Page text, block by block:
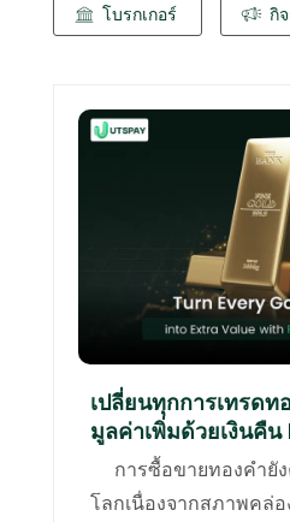
โบรกเกอร์ กิ
เปลี่ยนทุกการเทรดท
มูลค่าเพิ่มด้วยเงินคืน
การซื้อขายทองคำยั
โลกเนื่องจากสภาพ